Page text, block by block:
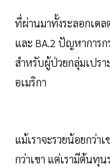
ที่ผ่านมาทั้งระลอกเดล
และ BA.2 ปัญหาการก
สำหรับผู้ป่วยกลุ่มเปรา
อเมริกา
แม้เราจะรวยน้อยกว่า
กว่าเขา แต่เรามีต้นทุ